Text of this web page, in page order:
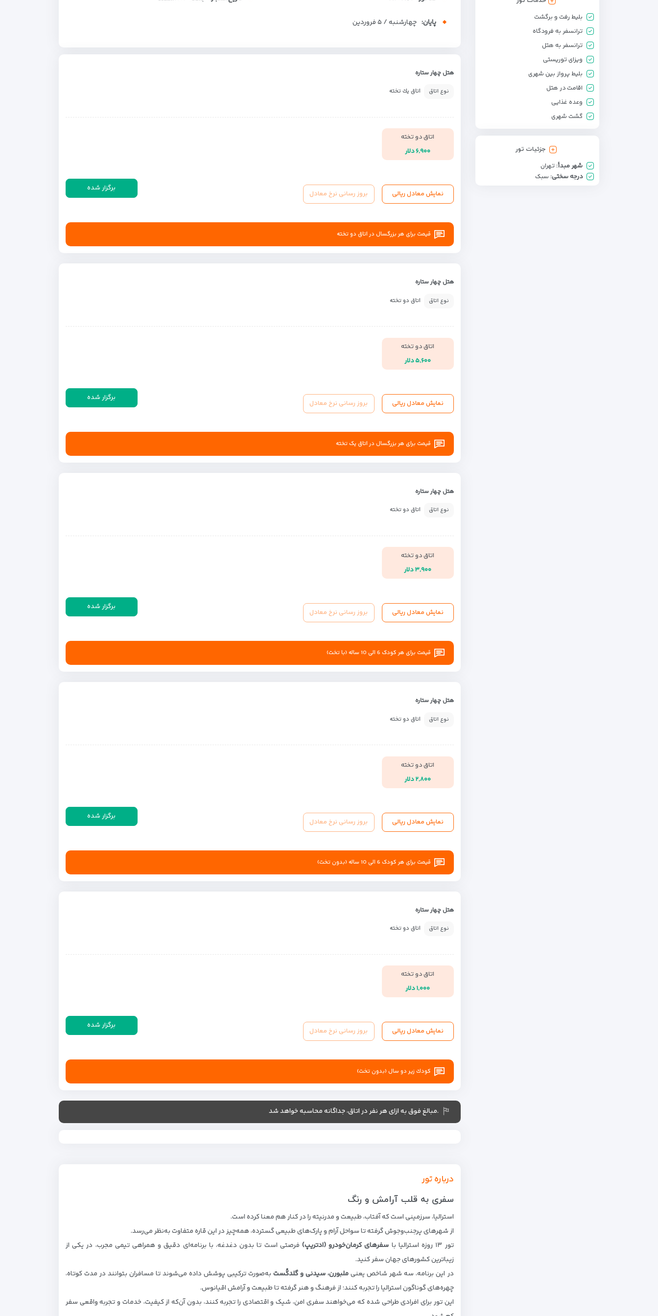
بلیط رفت و برگشت
ترانسفر به فرودگاه
ترانسفر به هتل
ویزای توریستی
بلیط پرواز بین شهری
اقامت در هتل
وعده غذایی
گشت شهری
جزئیات تور
شهر مبدأ: تهران
درجه سختی: سبک
پایان: چهارشنبه / ۵ فروردین
هتل چهار ستاره
نوع اتاق اتاق يك تخته
اتاق دو تخته
۶,۹۰۰ دلار
برگزار شده
نمایش معادل ریالی بروز رسانی نرخ معادل
قیمت برای هر بزرگسال در اتاق دو تخته
هتل چهار ستاره
نوع اتاق اتاق دو تخته
اتاق دو تخته
۵,۶۰۰ دلار
برگزار شده
نمایش معادل ریالی بروز رسانی نرخ معادل
قیمت برای هر بزرگسال در اتاق یک تخته
هتل چهار ستاره
نوع اتاق اتاق دو تخته
اتاق دو تخته
۳,۹۰۰ دلار
برگزار شده
نمایش معادل ریالی بروز رسانی نرخ معادل
قیمت برای هر کودک 6 الی 10 ساله (با تخت)
هتل چهار ستاره
نوع اتاق اتاق دو تخته
اتاق دو تخته
۲,۸۰۰ دلار
برگزار شده
نمایش معادل ریالی بروز رسانی نرخ معادل
قیمت برای هر کودک 6 الی 10 ساله (بدون تخت)
هتل چهار ستاره
نوع اتاق اتاق دو تخته
اتاق دو تخته
۱,۰۰۰ دلار
برگزار شده
نمایش معادل ریالی بروز رسانی نرخ معادل
كودك زير دو سال (بدون تخت)
.مبالغ فوق به ازای هر نفر در اتاق، جداگانه محاسبه خواهد شد
درباره تور
سفری به قلب آرامش و رنگ
استرالیا، سرزمینی است که آفتاب، طبیعت و مدرنیته را در کنار هم معنا کرده است.
از شهرهای پرجنب‌وجوش گرفته تا سواحل آرام و پارک‌های طبیعی گسترده، همه‌چیز در این قاره متفاوت به‌نظر می‌رسد.
تور ۱۳ روزه استرالیا با
سفرهای کرمان‌خودرو (اد‌تریپ)فرصتی است تا بدون دغدغه، با برنامه‌ای دقیق و همراهی تیمی مجرب، در یکی از
زیباترین کشورهای جهان سفر کنید.
در این برنامه، سه شهر شاخص یعنیملبورن، سیدنی و گلدکُستبه‌صورت ترکیبی پوشش داده می‌شوند تا مسافران بتوانند در مدت کوتاه،
چهره‌های گوناگون استرالیا را تجربه کنند؛ از فرهنگ و هنر گرفته تا طبیعت و آرامش اقیانوس.
این تور برای افرادی طراحی شده که می‌خواهند سفری امن، شیک و اقتصادی را تجربه کنند، بدون آن‌که از کیفیت، خدمات و تجربه واقعی سفر